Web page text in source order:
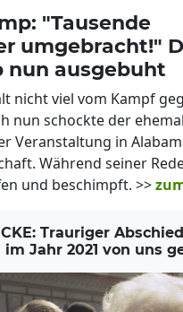
"Tausende
umgebracht!"
nun ausgebuht
nicht viel vom Kampf
nun schockte der
Veranstaltung in
Während seiner
und beschimpft. >>
Trauriger
Jahr 2021 von uns